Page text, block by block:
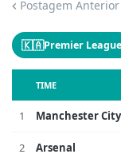
Postagem Anterior
🇰🇦Premier League
TIME
1 Manchester City
2 Arsenal